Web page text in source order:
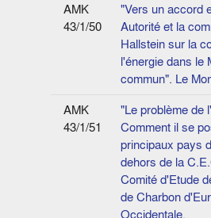
AMK
43/1/50
"Vers un accord
Autorité et la
Hallstein sur la
l'énergie dans le
commun". Le
AMK
43/1/51
"Le problème de
Comment il se
principaux pays
dehors de la
Comité d'Etude
de Charbon